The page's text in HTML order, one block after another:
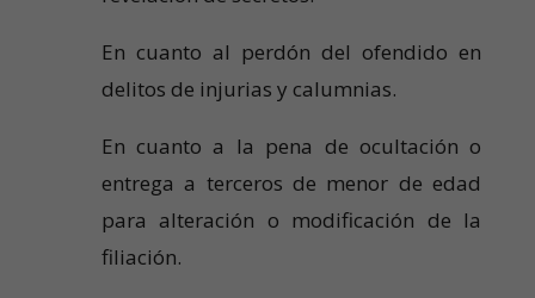
En cuanto al perdón del ofendido en
delitos de injurias y calumnias.
En cuanto a la pena de ocultación o
entrega a terceros de menor de edad
para alteración o modificación de la
filiación.